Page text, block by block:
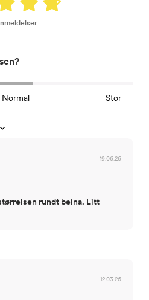
Normal Stor
19.06.26
rundt beina. Litt
12.03.26